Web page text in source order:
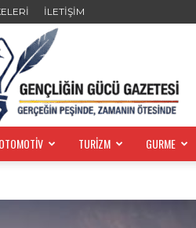
İLETİŞİM
OTOMOTİV TURİZM GURME